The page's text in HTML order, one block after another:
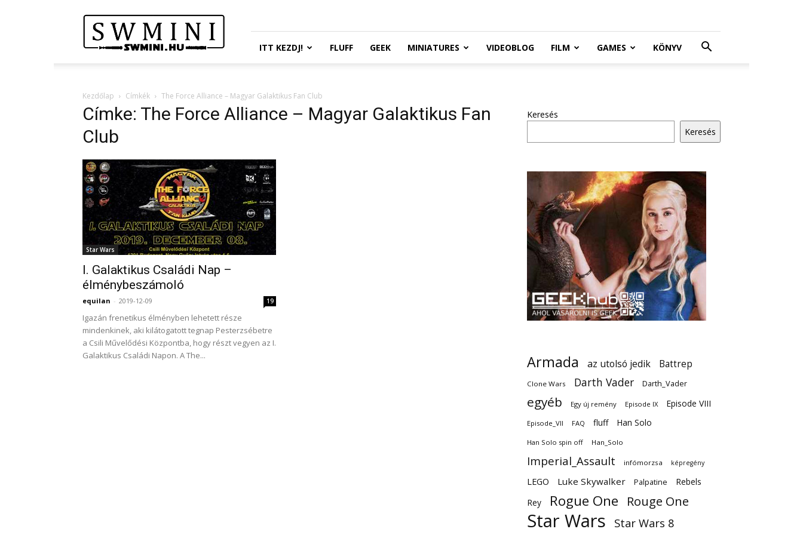
Wars
Miniatures
Portál
ITT KEZDJ! FLUFF GEEK MINIATURES VIDEOBLOG FILM GAMES KÖNYV
Kezdőlap Címkék The Force Alliance – Magyar Galaktikus Fan Club
Címke: The Force Alliance – Magyar Galaktikus Fan
Club
Star Wars
I. Galaktikus Családi Nap –
élménybeszámoló
equilan - 2019-12-09 19
Igazán frenetikus élményben lehetett része
mindenkinek, aki kilátogatott tegnap Pesterzsébetre
a Csili Művelődési Központba, hogy részt vegyen az I.
Galaktikus Családi Napon. A The...
Keresés
Keresés
Armada az utolsó jedik Battrep
Clone Wars Darth Vader Darth_Vader
egyéb Egy új remény Episode IX Episode VIII
Episode_VII FAQ fluff Han Solo
Han Solo spin off Han_Solo
Imperial_Assault infómorzsa képregény
LEGO Luke Skywalker Palpatine
Rebels
Rey
Rogue One Rouge One
Star Wars Star Wars 8